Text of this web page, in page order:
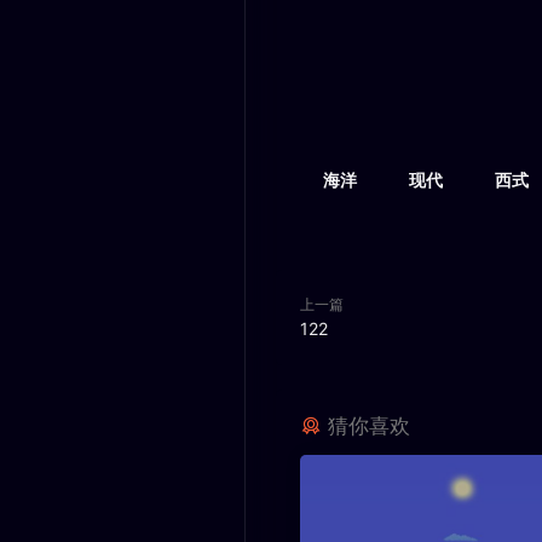
海洋 现代 西式
上一篇
122
猜你喜欢